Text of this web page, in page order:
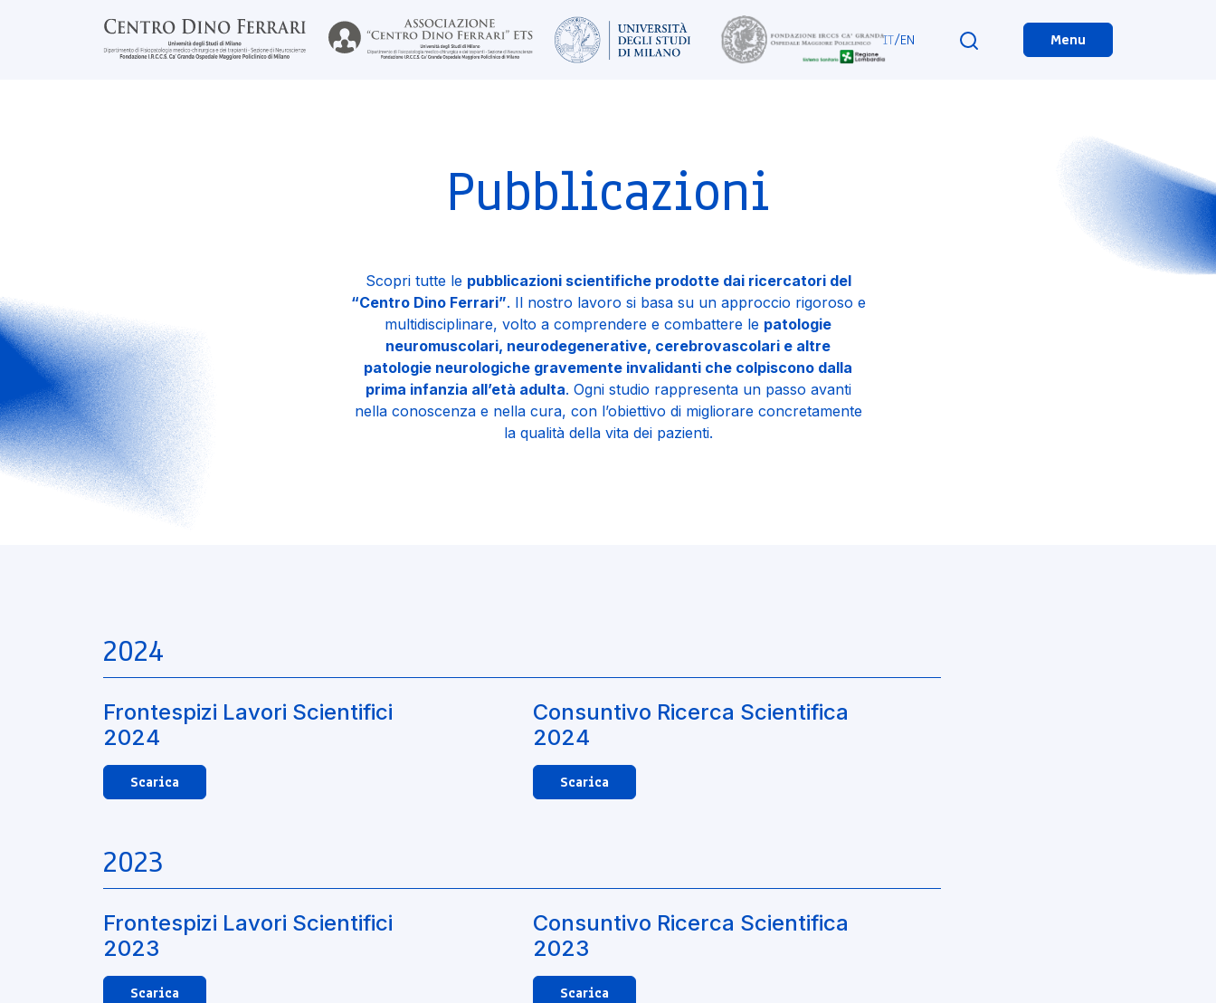
IT/EN Menu
Pubblicazioni
Scopri tutte le pubblicazioni scientifiche prodotte dai ricercatori del
“Centro Dino Ferrari”. Il nostro lavoro si basa su un approccio rigoroso e
multidisciplinare, volto a comprendere e combattere le patologie
neuromuscolari, neurodegenerative, cerebrovascolari e altre
patologie neurologiche gravemente invalidanti che colpiscono dalla
prima infanzia all’età adulta. Ogni studio rappresenta un passo avanti
nella conoscenza e nella cura, con l’obiettivo di migliorare concretamente
la qualità della vita dei pazienti.
2024
Frontespizi Lavori Scientifici
2024
Scarica
Consuntivo Ricerca Scientifica
2024
Scarica
2023
Frontespizi Lavori Scientifici
2023
Scarica
Consuntivo Ricerca Scientifica
2023
Scarica